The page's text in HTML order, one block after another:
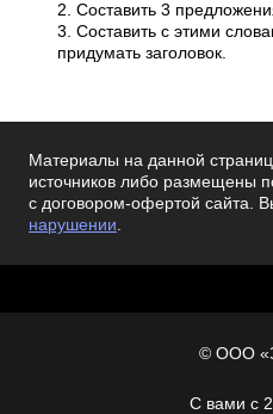
2. Составить 3
3. Составить с этими
придумать заголовок.
Материалы на данной
источников либо размещены
с договором-офертой сайта.
нарушении.
© ООО
С вами с